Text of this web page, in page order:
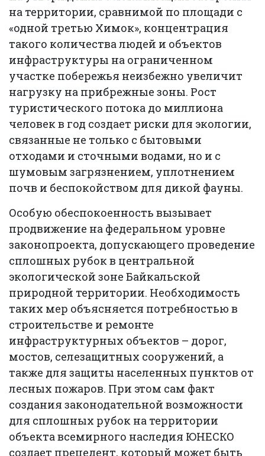
на территории, сравнимой по площади с
«одной третью Химок», концентрация
такого количества людей и объектов
инфраструктуры на ограниченном
участке побережья неизбежно увеличит
нагрузку на прибрежные зоны. Рост
туристического потока до миллиона
человек в год создает риски для экологии,
связанные не только с бытовыми
отходами и сточными водами, но и с
шумовым загрязнением, уплотнением
почв и беспокойством для дикой фауны.
Особую обеспокоенность вызывает
продвижение на федеральном уровне
законопроекта, допускающего проведение
сплошных рубок в центральной
экологической зоне Байкальской
природной территории. Необходимость
таких мер объясняется потребностью в
строительстве и ремонте
инфраструктурных объектов – дорог,
мостов, селезащитных сооружений, а
также для защиты населенных пунктов от
лесных пожаров. При этом сам факт
создания законодательной возможности
для сплошных рубок на территории
объекта всемирного наследия ЮНЕСКО
создает прецедент, который может быть